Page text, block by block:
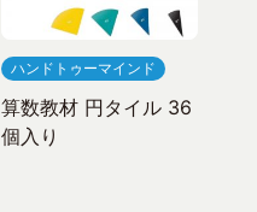
ハンドトゥーマインド
算数教材 円タイル 36
個入り